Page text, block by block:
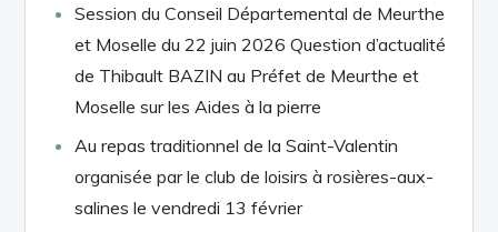
Session du Conseil Départemental de Meurthe
et Moselle du 22 juin 2026 Question d’actualité
de Thibault BAZIN au Préfet de Meurthe et
Moselle sur les Aides à la pierre
Au repas traditionnel de la Saint-Valentin
organisée par le club de loisirs à rosières-aux-
salines le vendredi 13 février